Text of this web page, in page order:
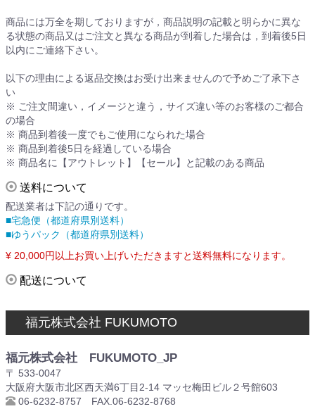
商品には万全を期しておりますが，商品説明の記載と明らかに異な
る状態の商品又はご注文と異なる商品が到着した場合は，到着後5日
以内にご連絡下さい。
以下の理由による返品交換はお受け出来ませんので予めご了承下さ
い
※ ご注文間違い，イメージと違う，サイズ違い等のお客様のご都合
の場合
※ 商品到着後一度でもご使用になられた場合
※ 商品到着後5日を経過している場合
※ 商品名に【アウトレット】【セール】と記載のある商品
送料について
配送業者は下記の通りです。
■宅急便（都道府県別送料）
■ゆうパック（都道府県別送料）
¥ 20,000円以上お買い上げいただきますと送料無料になります。
配送について
福元株式会社 FUKUMOTO
福元株式会社 FUKUMOTO_JP
〒 533-0047
大阪府大阪市北区西天満6丁目2-14 マッセ梅田ビル２号館603
06-6232-8757 FAX.06-6232-8768